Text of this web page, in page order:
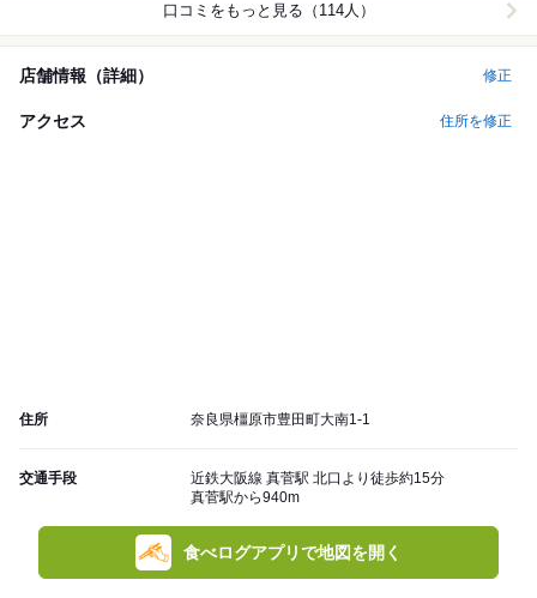
口コミをもっと見る（114人）
店舗情報（詳細） 修正
アクセス 住所を修正
住所 奈良県橿原市豊田町大南1-1
交通手段
近鉄大阪線 真菅駅 北口より徒歩約15分
真菅駅から940m
食べログアプリで地図を開く